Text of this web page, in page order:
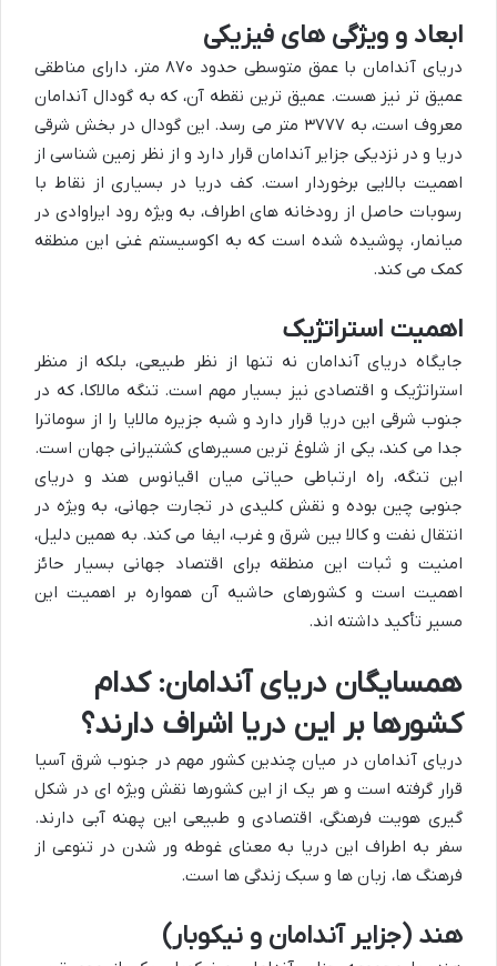
ابعاد و ویژگی های فیزیکی
دریای آندامان با عمق متوسطی حدود ۸۷۰ متر، دارای مناطقی
عمیق تر نیز هست. عمیق ترین نقطه آن، که به گودال آندامان
معروف است، به ۳۷۷۷ متر می رسد. این گودال در بخش شرقی
دریا و در نزدیکی جزایر آندامان قرار دارد و از نظر زمین شناسی از
اهمیت بالایی برخوردار است. کف دریا در بسیاری از نقاط با
رسوبات حاصل از رودخانه های اطراف، به ویژه رود ایراوادی در
میانمار، پوشیده شده است که به اکوسیستم غنی این منطقه
کمک می کند.
اهمیت استراتژیک
جایگاه دریای آندامان نه تنها از نظر طبیعی، بلکه از منظر
استراتژیک و اقتصادی نیز بسیار مهم است. تنگه مالاکا، که در
جنوب شرقی این دریا قرار دارد و شبه جزیره مالایا را از سوماترا
جدا می کند، یکی از شلوغ ترین مسیرهای کشتیرانی جهان است.
این تنگه، راه ارتباطی حیاتی میان اقیانوس هند و دریای
جنوبی چین بوده و نقش کلیدی در تجارت جهانی، به ویژه در
انتقال نفت و کالا بین شرق و غرب، ایفا می کند. به همین دلیل،
امنیت و ثبات این منطقه برای اقتصاد جهانی بسیار حائز
اهمیت است و کشورهای حاشیه آن همواره بر اهمیت این
مسیر تأکید داشته اند.
همسایگان دریای آندامان: کدام
کشورها بر این دریا اشراف دارند؟
دریای آندامان در میان چندین کشور مهم در جنوب شرق آسیا
قرار گرفته است و هر یک از این کشورها نقش ویژه ای در شکل
گیری هویت فرهنگی، اقتصادی و طبیعی این پهنه آبی دارند.
سفر به اطراف این دریا به معنای غوطه ور شدن در تنوعی از
فرهنگ ها، زبان ها و سبک زندگی ها است.
هند (جزایر آندامان و نیکوبار)